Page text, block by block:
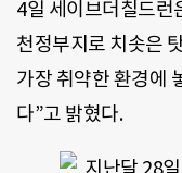
4일 세이브더칠드런
천정부지로 치솟은
가장 취약한 환경에
다”고 밝혔다.